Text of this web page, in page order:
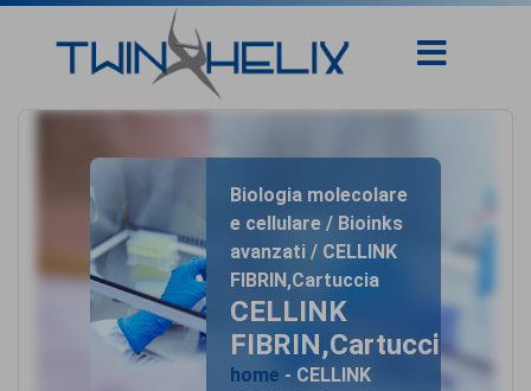
Biologia molecolare
e cellulare / Bioinks
avanzati / CELLINK
FIBRIN,Cartuccia
CELLINK
FIBRIN,Cartuccia
home - CELLINK